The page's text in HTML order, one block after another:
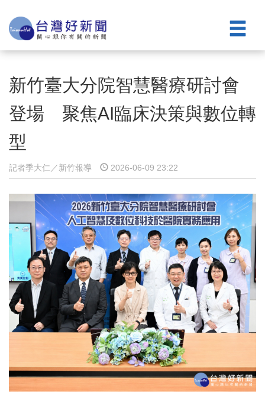
新竹臺大分院智慧醫療研討會
登場 聚焦AI臨床決策與數位轉
型
記者季大仁／新竹報導 2026-06-09 23:22